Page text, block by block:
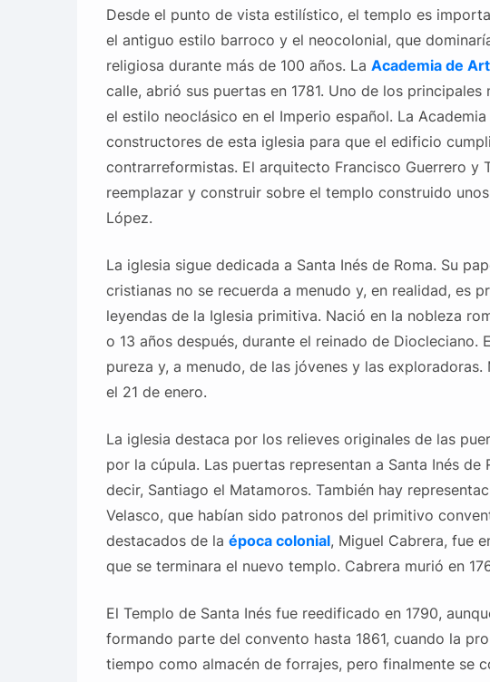
Desde el punto de vista estilístico, el templo es
el antiguo estilo barroco y el neocolonial, que
religiosa durante más de 100 años. La Academia de
calle, abrió sus puertas en 1781. Uno de los
el estilo neoclásico en el Imperio español. La
constructores de esta iglesia para que el edificio
contrarreformistas. El arquitecto Francisco Guerrero y
reemplazar y construir sobre el templo construido
López.
La iglesia sigue dedicada a Santa Inés de Roma. Su
cristianas no se recuerda a menudo y, en realidad, es
leyendas de la Iglesia primitiva. Nació en la nobleza
o 13 años después, durante el reinado de Diocleciano.
pureza y, a menudo, de las jóvenes y las
el 21 de enero.
La iglesia destaca por los relieves originales de las
por la cúpula. Las puertas representan a Santa Inés de
decir, Santiago el Matamoros. También hay
Velasco, que habían sido patronos del primitivo
destacados de la época colonial, Miguel Cabrera, fue
que se terminara el nuevo templo. Cabrera murió en
El Templo de Santa Inés fue reedificado en 1790,
formando parte del convento hasta 1861, cuando la
tiempo como almacén de forrajes, pero finalmente se